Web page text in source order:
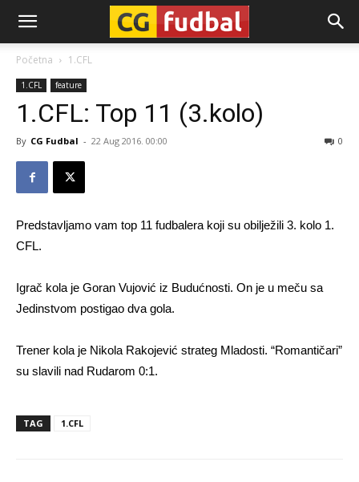
CG-
Fudbal
Početna 1.CFL
1.CFL feature
1.CFL: Top 11 (3.kolo)
By CG Fudbal - 22 Aug 2016. 00:00 0
Predstavljamo vam top 11 fudbalera koji su obilježili 3. kolo 1.
CFL.
Igrač kola je Goran Vujović iz Budućnosti. On je u meču sa
Jedinstvom postigao dva gola.
Trener kola je Nikola Rakojević strateg Mladosti. “Romantičari”
su slavili nad Rudarom 0:1.
TAG 1.CFL